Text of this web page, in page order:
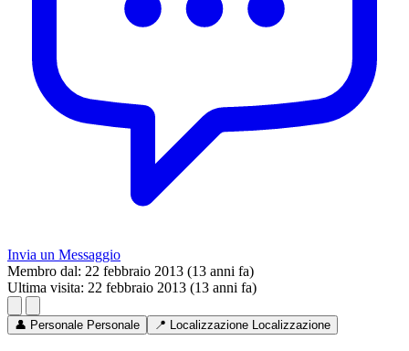
Invia un Messaggio
Membro dal: 22 febbraio 2013 (13 anni fa)
Ultima visita: 22 febbraio 2013 (13 anni fa)
👤 Personale Personale 📍 Localizzazione Localizzazione